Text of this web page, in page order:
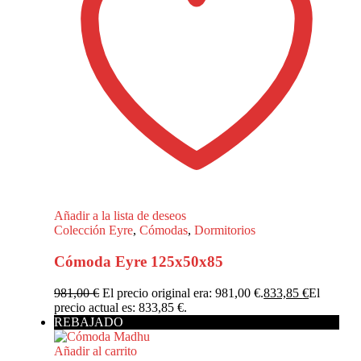
Añadir a la lista de deseos
Colección Eyre,Cómodas,Dormitorios
Cómoda Eyre 125x50x85
981,00€ El precio original era: 981,00 €.833,85€El
precio actual es: 833,85 €.
REBAJADO
Añadir al carrito